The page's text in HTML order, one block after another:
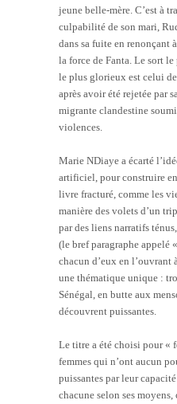
jeune belle-mère. C’est à
culpabilité de son mari,
dans sa fuite en renonçant
la force de Fanta. Le sort
le plus glorieux est celui
après avoir été rejetée par
migrante clandestine
violences.
Marie NDiaye a écarté
artificiel, pour construire
livre fracturé, comme les
manière des volets d’un
par des liens narratifs
(le bref paragraphe
chacun d’eux en l’ouvrant
une thématique unique :
Sénégal, en butte aux
découvrent puissantes.
Le titre a été choisi pour «
femmes qui n’ont aucun
puissantes par leur
chacune selon ses